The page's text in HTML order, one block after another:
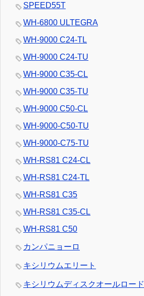
SPEED55T
WH-6800 ULTEGRA
WH-9000 C24-TL
WH-9000 C24-TU
WH-9000 C35-CL
WH-9000 C35-TU
WH-9000 C50-CL
WH-9000-C50-TU
WH-9000-C75-TU
WH-RS81 C24-CL
WH-RS81 C24-TL
WH-RS81 C35
WH-RS81 C35-CL
WH-RS81 C50
カンパニョーロ
キシリウムエリート
キシリウムディスクオールロード